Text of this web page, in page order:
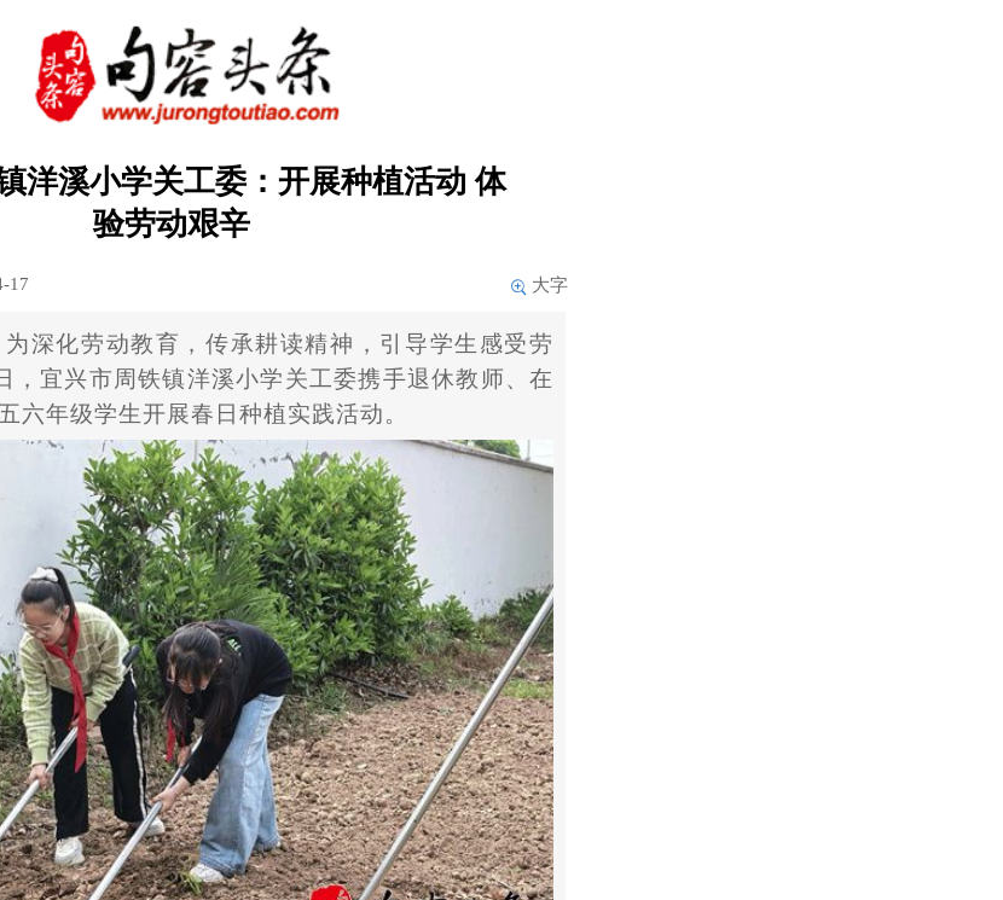
洋溪小学关工委：开展种植活动 体
验劳动艰辛
17 大字
为深化劳动教育，传承耕读精神，引导学生感受劳
，宜兴市周铁镇洋溪小学关工委携手退休教师、在
六年级学生开展春日种植实践活动。